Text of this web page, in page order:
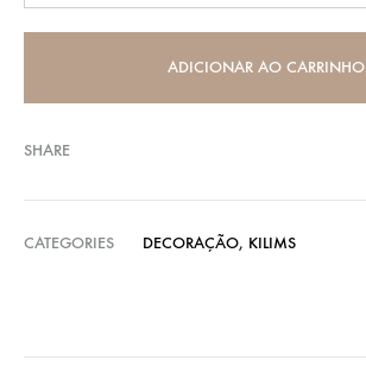
ADICIONAR AO CARRINHO
SHARE
CATEGORIES DECORAÇÃO, KILIMS